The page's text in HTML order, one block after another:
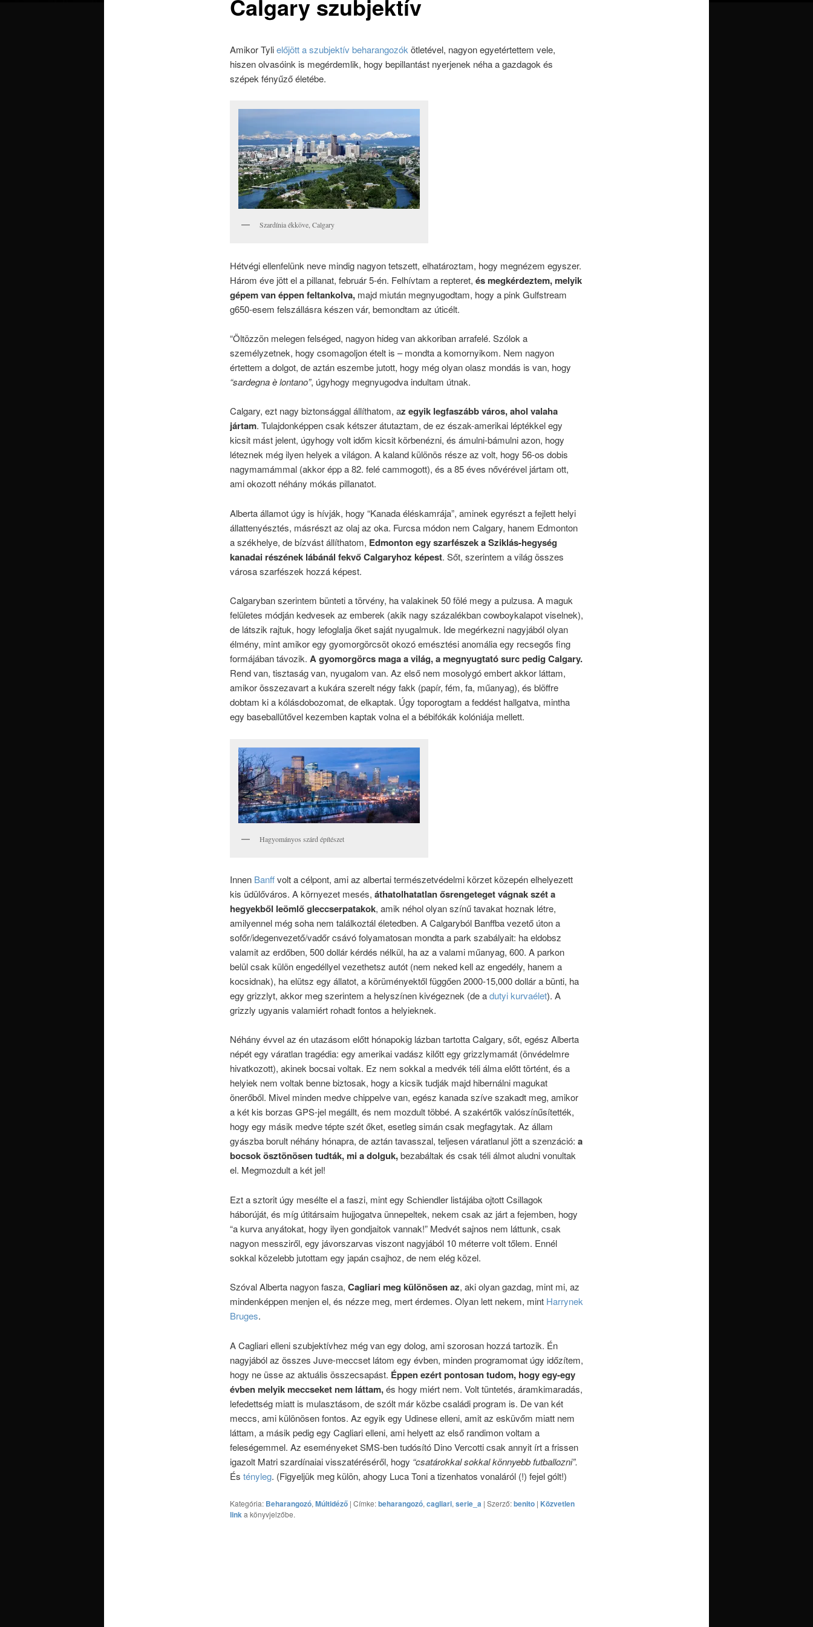
Calgary szubjektív
Amikor Tylielőjött a szubjektív beharangozók ötletével, nagyon egyetértettem vele,
hiszen olvasóink is megérdemlik, hogy bepillantást nyerjenek néha a gazdagok és
szépek fényűző életébe.
Szardínia ékköve, Calgary
Hétvégi ellenfelünk neve mindig nagyon tetszett, elhatároztam, hogy megnézem egyszer.
Három éve jött el a pillanat, február 5-én. Felhívtam a repteret, és megkérdeztem, melyik
gépem van éppen feltankolva,majd miután megnyugodtam, hogy a pink Gulfstream
g650-esem felszállásra készen vár, bemondtam az úticélt.
“Öltözzön melegen felséged, nagyon hideg van akkoriban arrafelé. Szólok a
személyzetnek, hogy csomagoljon ételt is – mondta a komornyikom. Nem nagyon
értettem a dolgot, de aztán eszembe jutott, hogy még olyan olasz mondás is van, hogy
“sardegna è lontano”, úgyhogy megnyugodva indultam útnak.
Calgary, ezt nagy biztonsággal állíthatom, az egyik legfaszább város, ahol valaha
jártam. Tulajdonképpen csak kétszer átutaztam, de ez észak-amerikai léptékkel egy
kicsit mást jelent, úgyhogy volt időm kicsit körbenézni, és ámulni-bámulni azon, hogy
léteznek még ilyen helyek a világon. A kaland különös része az volt, hogy 56-os dobis
nagymamámmal (akkor épp a 82. felé cammogott), és a 85 éves nővérével jártam ott,
ami okozott néhány mókás pillanatot.
Alberta államot úgy is hívják, hogy “Kanada éléskamrája”, aminek egyrészt a fejlett helyi
állattenyésztés, másrészt az olaj az oka. Furcsa módon nem Calgary, hanem Edmonton
a székhelye, de bízvást állíthatom, Edmonton egy szarfészek a Sziklás-hegység
kanadai részének lábánál fekvő Calgaryhoz képest. Sőt, szerintem a világ összes
városa szarfészek hozzá képest.
Calgaryban szerintem bünteti a törvény, ha valakinek 50 fölé megy a pulzusa. A maguk
felületes módján kedvesek az emberek (akik nagy százalékban cowboykalapot viselnek),
de látszik rajtuk, hogy lefoglalja őket saját nyugalmuk. Ide megérkezni nagyjából olyan
élmény, mint amikor egy gyomorgörcsöt okozó emésztési anomália egy recsegős fing
formájában távozik. A gyomorgörcs maga a világ, a megnyugtató surc pedig Calgary.
Rend van, tisztaság van, nyugalom van. Az első nem mosolygó embert akkor láttam,
amikor összezavart a kukára szerelt négy fakk (papír, fém, fa, műanyag), és blöffre
dobtam ki a kólásdobozomat, de elkaptak. Úgy toporogtam a feddést hallgatva, mintha
egy baseballütővel kezemben kaptak volna el a bébifókák kolóniája mellett.
Hagyományos szárd építészet
Innen Banffvolt a célpont, ami az albertai természetvédelmi körzet közepén elhelyezett
kis üdülőváros. A környezet mesés, áthatolhatatlan ősrengeteget vágnak szét a
hegyekből leömlő gleccserpatakok, amik néhol olyan színű tavakat hoznak létre,
amilyennel még soha nem találkoztál életedben. A Calgaryból Banffba vezető úton a
sofőr/idegenvezető/vadőr csávó folyamatosan mondta a park szabályait: ha eldobsz
valamit az erdőben, 500 dollár kérdés nélkül, ha az a valami műanyag, 600. A parkon
belül csak külön engedéllyel vezethetsz autót (nem neked kell az engedély, hanem a
kocsidnak), ha elütsz egy állatot, a körüményektől függően 2000-15,000 dollár a bünti, ha
egy grizzlyt, akkor meg szerintem a helyszínen kivégeznek (de adutyi kurvaélet). A
grizzly ugyanis valamiért rohadt fontos a helyieknek.
Néhány évvel az én utazásom előtt hónapokig lázban tartotta Calgary, sőt, egész Alberta
népét egy váratlan tragédia: egy amerikai vadász kilőtt egy grizzlymamát (önvédelmre
hivatkozott), akinek bocsai voltak. Ez nem sokkal a medvék téli álma előtt történt, és a
helyiek nem voltak benne biztosak, hogy a kicsik tudják majd hibernálni magukat
önerőből. Mivel minden medve chippelve van, egész kanada szíve szakadt meg, amikor
a két kis borzas GPS-jel megállt, és nem mozdult többé. A szakértők valószínűsítették,
hogy egy másik medve tépte szét őket, esetleg simán csak megfagytak. Az állam
gyászba borult néhány hónapra, de aztán tavasszal, teljesen váratlanul jött a szenzáció: a
bocsok ösztönösen tudták, mi a dolguk,bezabáltak és csak téli álmot aludni vonultak
el. Megmozdult a két jel!
Ezt a sztorit úgy mesélte el a faszi, mint egy Schiendler listájába ojtott Csillagok
háborúját, és míg útitársaim hujjogatva ünnepeltek, nekem csak az járt a fejemben, hogy
“a kurva anyátokat, hogy ilyen gondjaitok vannak!” Medvét sajnos nem láttunk, csak
nagyon messziről, egy jávorszarvas viszont nagyjából 10 méterre volt tőlem. Ennél
sokkal közelebb jutottam egy japán csajhoz, de nem elég közel.
Szóval Alberta nagyon fasza, Cagliari meg különösen az, aki olyan gazdag, mint mi, az
mindenképpen menjen el, és nézze meg, mert érdemes. Olyan lett nekem, mint Harrynek
Bruges.
A Cagliari elleni szubjektívhez még van egy dolog, ami szorosan hozzá tartozik. Én
nagyjából az összes Juve-meccset látom egy évben, minden programomat úgy időzítem,
hogy ne üsse az aktuális összecsapást. Éppen ezért pontosan tudom, hogy egy-egy
évben melyik meccseket nem láttam,és hogy miért nem. Volt tüntetés, áramkimaradás,
lefedettség miatt is mulasztásom, de szólt már közbe családi program is. De van két
meccs, ami különösen fontos. Az egyik egy Udinese elleni, amit az esküvőm miatt nem
láttam, a másik pedig egy Cagliari elleni, ami helyett az első randimon voltam a
feleségemmel. Az eseményeket SMS-ben tudósító Dino Vercotti csak annyit írt a frissen
igazolt Matri szardínaiai visszatéréséről, hogy “csatárokkal sokkal könnyebb futballozni”.
És tényleg. (Figyeljük meg külön, ahogy Luca Toni a tizenhatos vonaláról (!) fejel gólt!)
Kategória: Beharangozó, Múltidéző| Címke:beharangozó, cagliari, serie_a | Szerző:benito| Közvetlen
linka könyvjelzőbe.